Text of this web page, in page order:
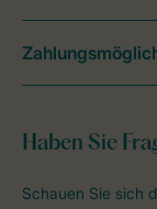
Haben Sie
Schauen Sie sich